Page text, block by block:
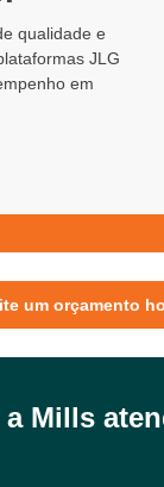
qualidade e
JLG
em
um orçamento
a Mills